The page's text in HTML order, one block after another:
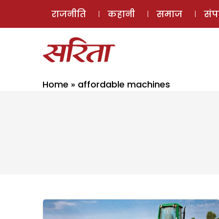
राजनीति कहानी समाज
Home » affordable machines